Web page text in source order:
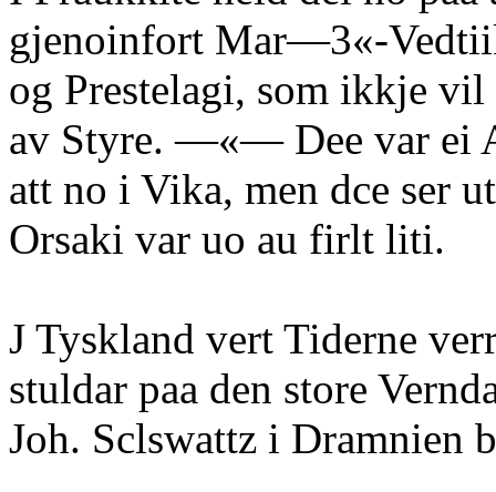
gjenoinfort Mar—3«-
og Prestelagi, som ikkje vil
av Styre. —«— Dee var ei
att no i Vika, men dce ser
Orsaki var uo au firlt liti.
J Tyskland vert Tiderne
stuldar paa den store
Joh. Sclswattz i Dramnien